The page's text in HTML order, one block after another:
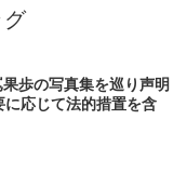
歩の写真集を巡り声明
応じて法的措置を含